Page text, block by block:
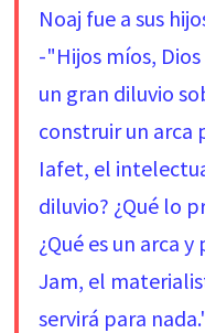
Noaj fue a sus
-"Hijos míos,
un gran diluvio
construir un arca
Iafet, el
diluvio? ¿Qué lo
¿Qué es un arca
Jam, el
servirá para